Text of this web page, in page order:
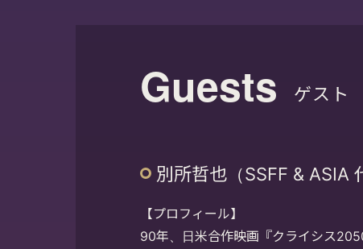
Guests ゲスト
別所哲也（SSFF & ASIA
【プロフィール】
90年、日米合作映画『クライシス